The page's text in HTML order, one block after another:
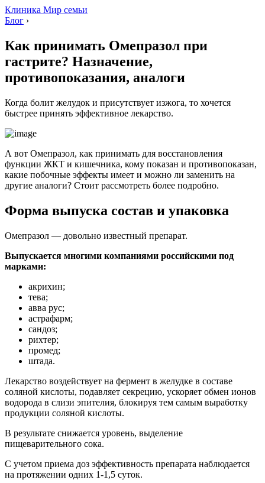
Клиника Мир семьи
Блог ›
Как принимать Омепразол при
гастрите? Назначение,
противопоказания, аналоги
Когда болит желудок и присутствует изжога, то хочется
быстрее принять эффективное лекарство.
А вот Омепразол, как принимать для восстановления
функции ЖКТ и кишечника, кому показан и противопоказан,
какие побочные эффекты имеет и можно ли заменить на
другие аналоги? Стоит рассмотреть более подробно.
Форма выпуска состав и упаковка
Омепразол — довольно известный препарат.
Выпускается многими компаниями российскими под
марками:
акрихин;
тева;
авва рус;
астрафарм;
сандоз;
рихтер;
промед;
штада.
Лекарство воздействует на фермент в желудке в составе
соляной кислоты, подавляет секрецию, ускоряет обмен ионов
водорода в слизи эпителия, блокируя тем самым выработку
продукции соляной кислоты.
В результате снижается уровень, выделение
пищеварительного сока.
С учетом приема доз эффективность препарата наблюдается
на протяжении одних 1-1,5 суток.